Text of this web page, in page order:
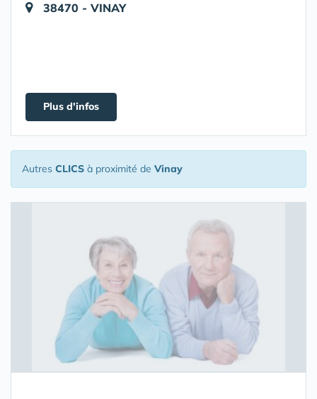
38470 - VINAY
Plus d'infos
Autres CLICS à proximité de Vinay